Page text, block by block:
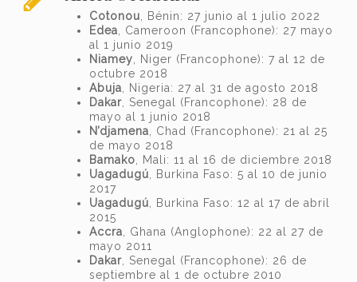
Cotonou , Bénin: 27 junio al 1 julio 2022
Edea , Cameroon (Francophone): 27 mayo
al 1 junio 2019
Niamey , Niger (Francophone): 7 al 12 de
octubre 2018
Abuja , Nigeria: 27 al 31 de agosto 2018
Dakar, Senegal (Francophone): 28 de
mayo al 1 junio 2018
N’djamena , Chad (Francophone): 21 al 25
de mayo 2018
Bamako , Mali: 11 al 16 de diciembre 2018
Uagadugú , Burkina Faso: 5 al 10 de junio
2017
Uagadugú , Burkina Faso: 12 al 17 de abril
2015
Accra , Ghana (Anglophone): 22 al 27 de
mayo 2011
Dakar, Senegal (Francophone): 26 de
septiembre al 1 de octubre 2010